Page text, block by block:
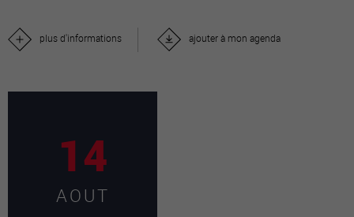
plus d'informations ajouter à mon agenda
14
AOUT